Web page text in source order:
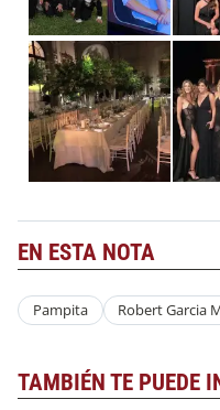
EN ESTA NOTA
Pampita Robert Garcia
TAMBIÉN TE PUEDE